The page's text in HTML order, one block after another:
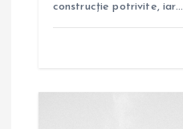
construcție potrivite, iar…